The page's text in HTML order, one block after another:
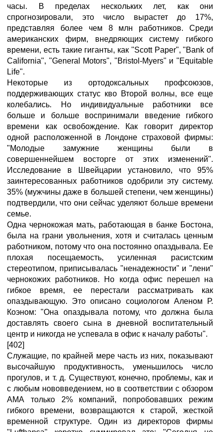
часы. В пределах нескольких лет, как они
спрогнозировали, это число вырастет до 17%,
представляя более чем 8 млн работников. Среди
американских фирм, внедряющих систему гибкого
времени, есть такие гиганты, как "Scott Paper", "Bank of
California", "General Motors", "Bristol-Myers" и "Equitable
Life".
Некоторые из ортодоксальных профсоюзов,
поддерживающих статус кво Второй волны, все еще
колебались. Но индивидуальные работники все
больше и больше воспринимали введение гибкого
времени как освобождение. Как говорит директор
одной расположенной в Лондоне страховой фирмы:
"Молодые замужние женщины были в
совершеннейшем восторге от этих изменений".
Исследование в Швейцарии установило, что 95%
заинтересованных работников одобрили эту систему.
35% (мужчины даже в большей степени, чем женщины)
подтвердили, что они сейчас уделяют больше времени
семье.
Одна чернокожая мать, работающая в банке Бостона,
была на грани увольнения, хотя и считалась ценным
работником, потому что она постоянно опаздывала. Ее
плохая посещаемость, усиленная расистским
стереотипом, приписывалась "ненадежности" и "лени"
чернокожих работников. Но когда офис перешел на
гибкое время, ее перестали рассматривать как
опаздывающую. Это описано социологом Аленом Р.
Коэном: "Она опаздывала потому, что должна была
доставлять своего сына в дневной воспитательный
центр и никогда не успевала в офис к началу работы".
[402]
Служащие, по крайней мере часть из них, показывают
высочайшую продуктивность, уменьшилось число
прогулов, и т. д. Существуют, конечно, проблемы, как и
с любым нововведением, но в соответствии с обзором
АМА только 2% компаний, попробовавших режим
гибкого времени, возвращаются к старой, жесткой
временной структуре. Один из директоров фирмы